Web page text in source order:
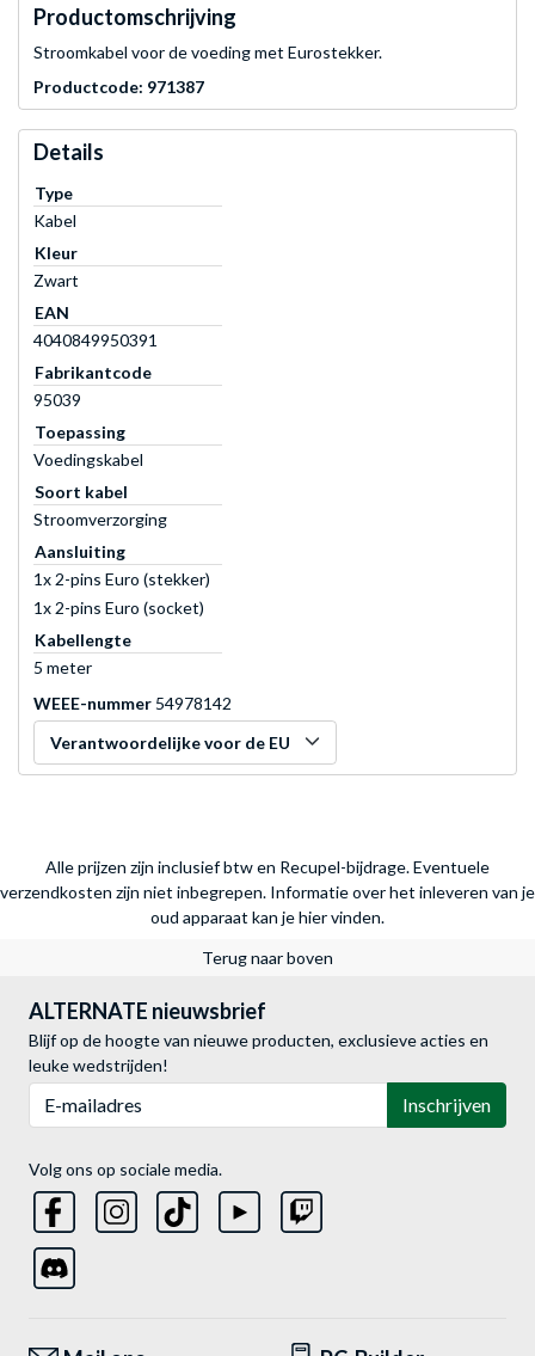
Productomschrijving
Stroomkabel voor de voeding met Eurostekker.
Productcode: 971387
Details
Type
Kabel
Kleur
Zwart
EAN
4040849950391
Fabrikantcode
95039
Toepassing
Voedingskabel
Soort kabel
Stroomverzorging
Aansluiting
1x 2-pins Euro (stekker)
1x 2-pins Euro (socket)
Kabellengte
5 meter
WEEE-nummer 54978142
Verantwoordelijke voor de EU
Alle prijzen zijn inclusief btw en Recupel-bijdrage. Eventuele
verzendkosten zijn niet inbegrepen. Informatie over het inleveren van je
oud apparaat kan je hier vinden.
Terug naar boven
ALTERNATE nieuwsbrief
Blijf op de hoogte van nieuwe producten, exclusieve acties en
leuke wedstrijden!
Inschrijven
Volg ons op sociale media.